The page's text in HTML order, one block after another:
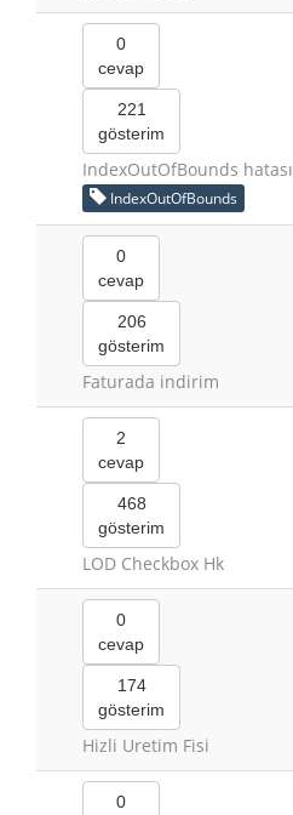
0
cevap
221
gösterim
IndexOutOfBounds hatası
IndexOutOfBounds
0
cevap
206
gösterim
Faturada indirim
2
cevap
468
gösterim
LOD Checkbox Hk
0
cevap
174
gösterim
Hizli Uretim Fisi
0